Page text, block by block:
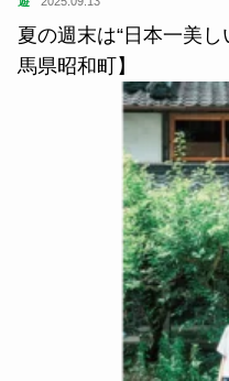
夏の週末は“日本一美
馬県昭和町】